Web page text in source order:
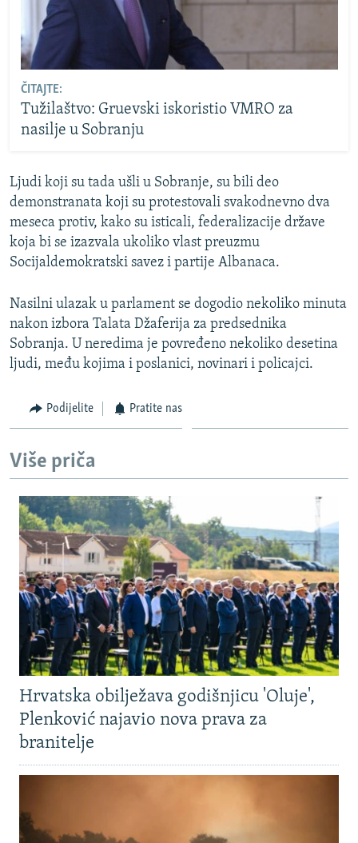
ČITAJTE:
Tužilaštvo: Gruevski iskoristio VMRO za
nasilje u Sobranju
Ljudi koji su tada ušli u Sobranje, su bili deo
demonstranata koji su protestovali svakodnevno dva
meseca protiv, kako su isticali, federalizacije države
koja bi se izazvala ukoliko vlast preuzmu
Socijaldemokratski savez i partije Albanaca.
Nasilni ulazak u parlament se dogodio nekoliko minuta
nakon izbora Talata Džaferija za predsednika
Sobranja. U neredima je povređeno nekoliko desetina
ljudi, među kojima i poslanici, novinari i policajci.
Podijelite Pratite nas
Više priča
Hrvatska obilježava godišnjicu 'Oluje',
Plenković najavio nova prava za
branitelje